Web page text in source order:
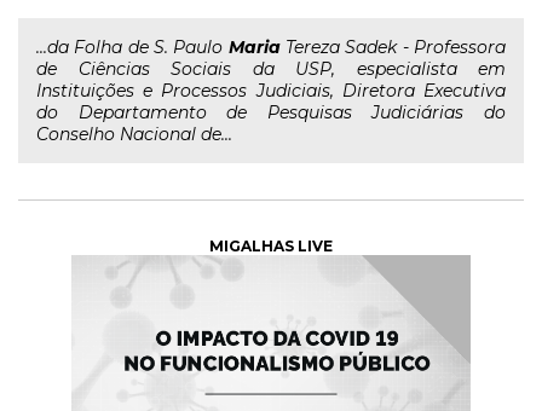
...da Folha de S. Paulo MariaTereza Sadek - Professora
de Ciências Sociais da USP, especialista em
Instituições e Processos Judiciais, Diretora Executiva
do Departamento de Pesquisas Judiciárias do
Conselho Nacional de...
MIGALHAS LIVE